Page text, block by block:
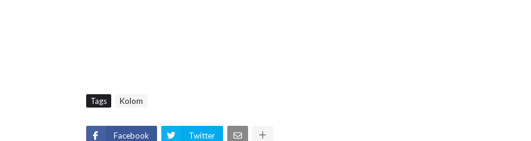
Tags Kolom
Facebook Twitter